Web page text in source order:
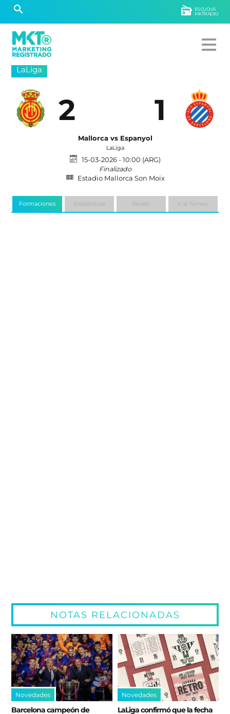
ESCUCHÁ
MKTRADIO
LaLiga
2 1
Mallorca vs Espanyol
LaLiga
15-03-2026 - 10:00 (ARG)
Finalizado
Estadio Mallorca Son Moix
Formaciones Estadísticas Relato Ir al Torneo
NOTAS RELACIONADAS
Novedades
Barcelona campeón de
Novedades
LaLiga confirmó que la fecha